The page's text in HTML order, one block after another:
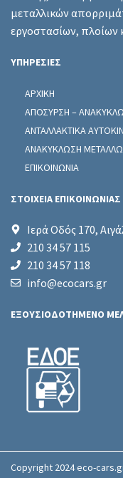
μεταλλικών
εργοστασίων, πλοίων
ΥΠΗΡΕΣΙΕΣ
ΑΡΧΙΚΗ
ΑΠΟΣΥΡΣΗ –
ΑΝΤΑΛΛΑΚΤΙΚΑ
ΑΝΑΚΥΚΛΩΣΗ
ΕΠΙΚΟΙΝΩΝΙΑ
ΣΤΟΙΧΕΙΑ ΕΠΙΚΟΙΝΩΝΙΑΣ
Ιερά Οδός 170,
210 34 57 115
210 34 57 118
info@ecocars.gr
ΕΞΟΥΣΙΟΔΟΤΗΜΕΝΟ
Copyright 2024 eco-